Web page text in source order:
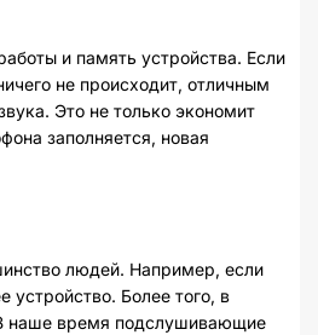
и память устройства. Если
не происходит, отличным
Это не только экономит
заполняется, новая
людей. Например, если
Более того, в
наше время подслушивающие